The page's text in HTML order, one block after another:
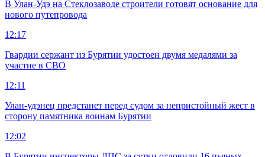
В Улан-Удэ на Стеклозаводе строители готовят основание для
нового путепровода
12:17
Гвардии сержант из Бурятии удостоен двумя медалями за
участие в СВО
12:11
Улан-удэнец предстанет перед судом за непристойный жест в
сторону памятника воинам Бурятии
12:02